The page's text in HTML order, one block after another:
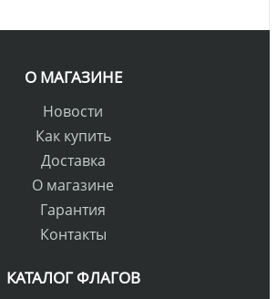
О МАГАЗИНЕ
Новости
Как купить
Доставка
О магазине
Гарантия
Контакты
КАТАЛОГ ФЛАГОВ